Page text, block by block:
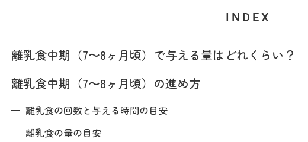
INDEX
離乳食中期（7〜8ヶ月頃）で与える量はどれくらい？
離乳食中期（7〜8ヶ月頃）の進め方
離乳食の回数と与える時間の目安
離乳食の量の目安